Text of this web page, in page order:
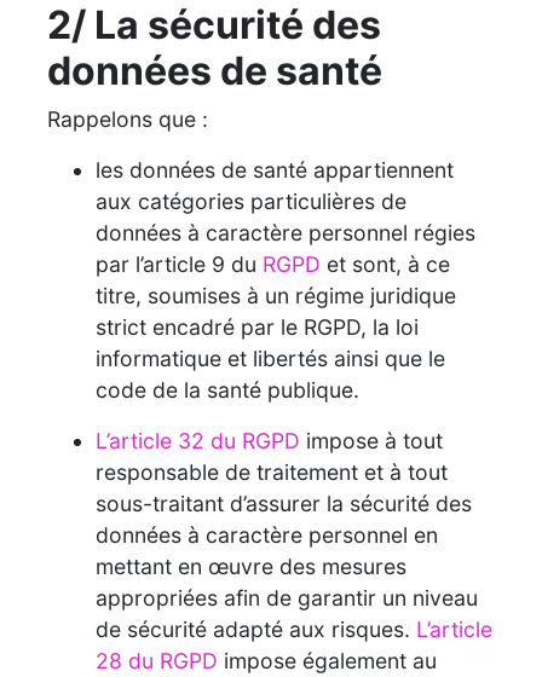
2/ La sécurité des
données de santé
Rappelons que :
les données de santé appartiennent
aux catégories particulières de
données à caractère personnel régies
par l’article 9 du RGPD et sont, à ce
titre, soumises à un régime juridique
strict encadré par le RGPD, la loi
informatique et libertés ainsi que le
code de la santé publique.
L’article 32 du RGPD impose à tout
responsable de traitement et à tout
sous-traitant d’assurer la sécurité des
données à caractère personnel en
mettant en œuvre des mesures
appropriées afin de garantir un niveau
de sécurité adapté aux risques. L’article
28 du RGPD impose également au